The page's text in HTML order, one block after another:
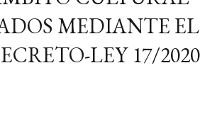
MEDIANTE EL
LEY 17/2020